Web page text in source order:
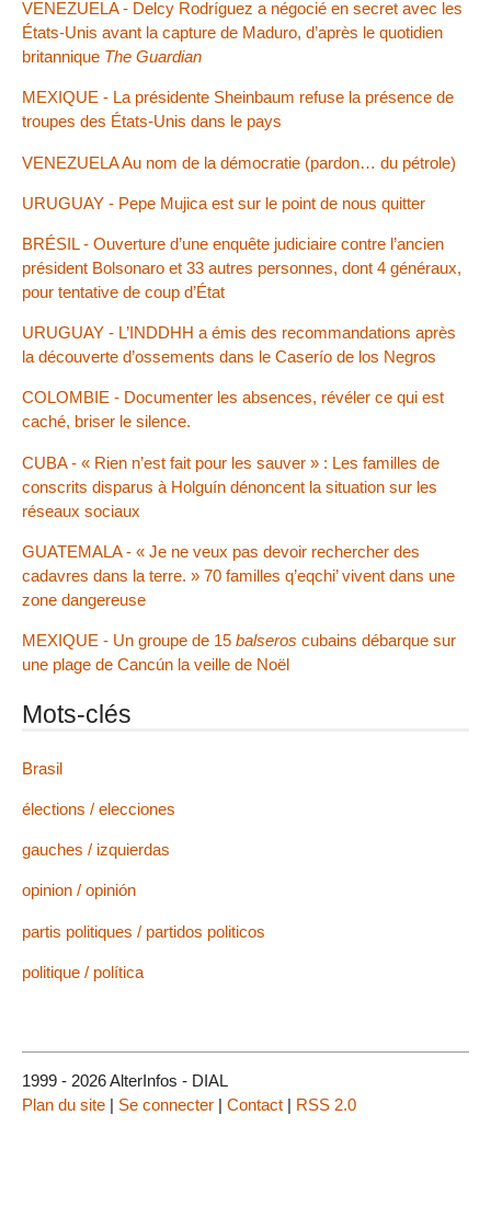
VENEZUELA - Delcy Rodríguez a négocié en secret avec les
États-Unis avant la capture de Maduro, d’après le quotidien
britannique The Guardian
MEXIQUE - La présidente Sheinbaum refuse la présence de
troupes des États-Unis dans le pays
VENEZUELA Au nom de la démocratie (pardon… du pétrole)
URUGUAY - Pepe Mujica est sur le point de nous quitter
BRÉSIL - Ouverture d’une enquête judiciaire contre l’ancien
président Bolsonaro et 33 autres personnes, dont 4 généraux,
pour tentative de coup d’État
URUGUAY - L’INDDHH a émis des recommandations après
la découverte d’ossements dans le Caserío de los Negros
COLOMBIE - Documenter les absences, révéler ce qui est
caché, briser le silence.
CUBA - « Rien n’est fait pour les sauver » : Les familles de
conscrits disparus à Holguín dénoncent la situation sur les
réseaux sociaux
GUATEMALA - « Je ne veux pas devoir rechercher des
cadavres dans la terre. » 70 familles q’eqchi’ vivent dans une
zone dangereuse
MEXIQUE - Un groupe de 15 balseros cubains débarque sur
une plage de Cancún la veille de Noël
Mots-clés
Brasil
élections / elecciones
gauches / izquierdas
opinion / opinión
partis politiques / partidos politicos
politique / política
1999 - 2026 AlterInfos - DIAL
Plan du site | Se connecter | Contact | RSS 2.0